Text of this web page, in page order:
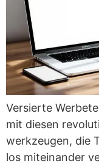
Ver­sier­te
mit die­sen
werk­zeu­gen, die
los mit­ein­an­der